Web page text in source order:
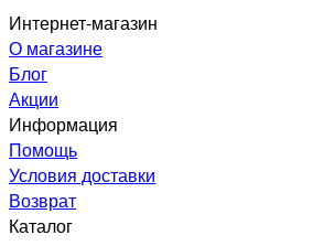
Интернет-магазин
О магазине
Блог
Акции
Информация
Помощь
Условия доставки
Возврат
Каталог